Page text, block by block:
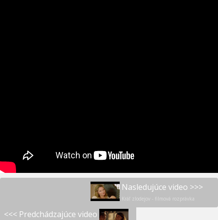
Nasledujúce video >>>
Kráľ zlodejov - filmová rozprávka
<<< Predchádzajúce video